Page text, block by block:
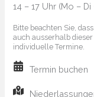
14 – 17 Uhr (Mo – Di
Bitte beachten Sie,
auch ausserhalb
individuelle Termine.
Termin buchen